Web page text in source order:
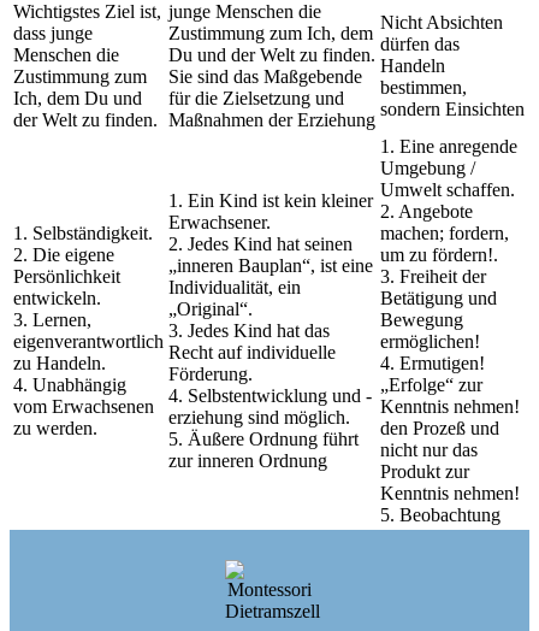
Wichtigstes Ziel ist,
dass junge
Menschen die
Zustimmung zum
Ich, dem Du und
der Welt zu finden.
junge Menschen die
Zustimmung zum Ich, dem
Du und der Welt zu finden.
Sie sind das Maßgebende
für die Zielsetzung und
Maßnahmen der Erziehung
Nicht Absichten
dürfen das
Handeln
bestimmen,
sondern Einsichten
1. Selbständigkeit.
2. Die eigene
Persönlichkeit
entwickeln.
3. Lernen,
eigenverantwortlich
zu Handeln.
4. Unabhängig
vom Erwachsenen
zu werden.
1. Ein Kind ist kein kleiner
Erwachsener.
2. Jedes Kind hat seinen
„inneren Bauplan“, ist eine
Individualität, ein
„Original“.
3. Jedes Kind hat das
Recht auf individuelle
Förderung.
4. Selbstentwicklung und -
erziehung sind möglich.
5. Äußere Ordnung führt
zur inneren Ordnung
1. Eine anregende
Umgebung /
Umwelt schaffen.
2. Angebote
machen; fordern,
um zu fördern!.
3. Freiheit der
Betätigung und
Bewegung
ermöglichen!
4. Ermutigen!
„Erfolge“ zur
Kenntnis nehmen!
den Prozeß und
nicht nur das
Produkt zur
Kenntnis nehmen!
5. Beobachtung